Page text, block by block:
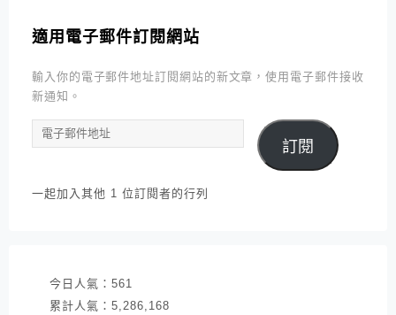
適用電子郵件訂閱網站
輸入你的電子郵件地址訂閱網站的新文章，使用電子郵件接收
新通知。
電
子
件
訂閱
一起加入其他 1 位訂閱者的行列
今日人氣： 561
累計人氣： 5,286,168